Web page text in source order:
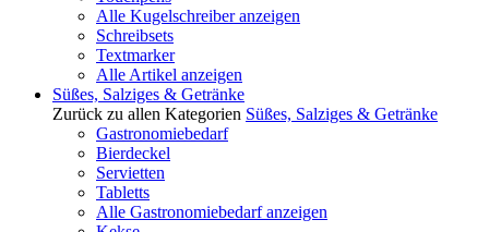
Alle Kugelschreiber anzeigen
Schreibsets
Textmarker
Alle Artikel anzeigen
Süßes, Salziges & Getränke
Zurück zu allen Kategorien Süßes, Salziges & Getränke
Gastronomiebedarf
Bierdeckel
Servietten
Tabletts
Alle Gastronomiebedarf anzeigen